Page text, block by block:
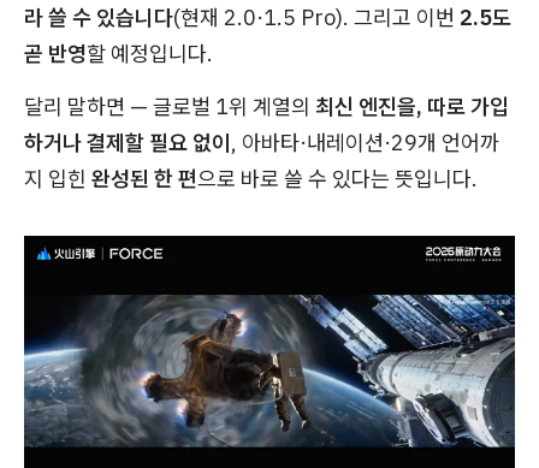
라 쓸 수 있습니다(현재 2.0·1.5 Pro). 그리고 이번 2.5도
곧 반영할 예정입니다.
달리 말하면 — 글로벌 1위 계열의 최신 엔진을, 따로 가입
하거나 결제할 필요 없이, 아바타·내레이션·29개 언어까
지 입힌 완성된 한 편으로 바로 쓸 수 있다는 뜻입니다.